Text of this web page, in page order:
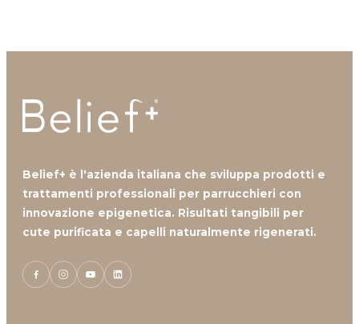
Belief+ è l'azienda italiana che sviluppa prodotti e
trattamenti professionali per parrucchieri con
innovazione epigenetica. Risultati tangibili per
cute purificata e capelli naturalmente rigenerati.